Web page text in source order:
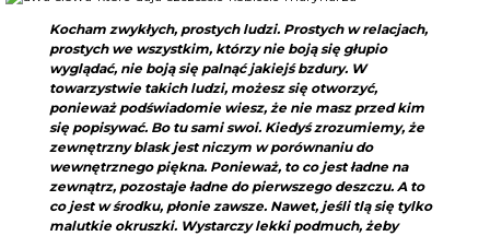
Kocham zwykłych, prostych ludzi. Prostych w relacjach,
prostych we wszystkim, którzy nie boją się głupio
wyglądać, nie boją się palnąć jakiejś bzdury. W
towarzystwie takich ludzi, możesz się otworzyć,
ponieważ podświadomie wiesz, że nie masz przed kim
się popisywać. Bo tu sami swoi. Kiedyś zrozumiemy, że
zewnętrzny blask jest niczym w porównaniu do
wewnętrznego piękna. Ponieważ, to co jest ładne na
zewnątrz, pozostaje ładne do pierwszego deszczu. A to
co jest w środku, płonie zawsze. Nawet, jeśli tlą się tylko
malutkie okruszki. Wystarczy lekki podmuch, żeby